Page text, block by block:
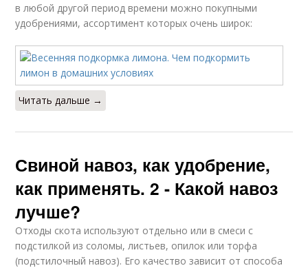
в любой другой период времени можно покупными
удобрениями, ассортимент которых очень широк:
Читать дальше →
Свиной навоз, как удобрение,
как применять. 2 - Какой навоз
лучше?
Отходы скота используют отдельно или в смеси с
подстилкой из соломы, листьев, опилок или торфа
(подстилочный навоз). Его качество зависит от способа